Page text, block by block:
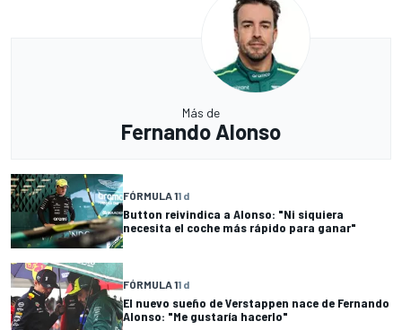
Más de
Fernando Alonso
FÓRMULA 11 d
Button reivindica a Alonso: "Ni siquiera
necesita el coche más rápido para ganar"
FÓRMULA 11 d
El nuevo sueño de Verstappen nace de Fernando
Alonso: "Me gustaría hacerlo"